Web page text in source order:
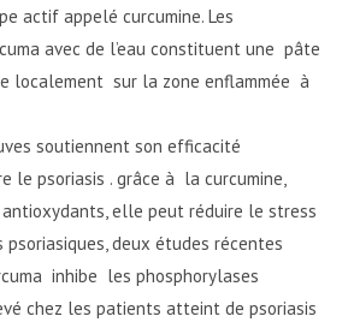
actif appelé curcumine. Les
avec de l’eau constituent une pâte
localement sur la zone enflammée à
soutiennent son efficacité
le psoriasis . grâce à la curcumine,
elle peut réduire le stress
deux études récentes
inhibe les phosphorylases
chez les patients atteint de psoriasis